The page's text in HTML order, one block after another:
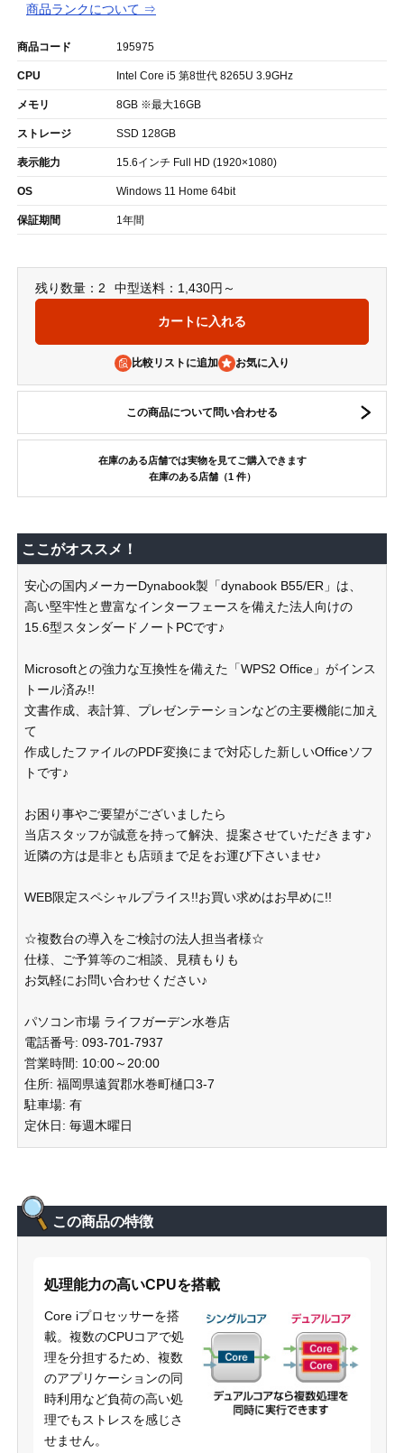
商品ランクについて ⇒
商品コード 195975
CPU Intel Core i5 第8世代 8265U 3.9GHz
メモリ 8GB ※最大16GB
ストレージ SSD 128GB
表示能力 15.6インチ Full HD (1920×1080)
OS Windows 11 Home 64bit
保証期間 1年間
残り数量：2 中型送料：1,430円～
比較リストに追加
この商品について問い合わせる
在庫のある店舗では実物を見てご購入できます
在庫のある店舗（1 件）
ここがオススメ！
安心の国内メーカーDynabook製「dynabook B55/ER」は、
高い堅牢性と豊富なインターフェースを備えた法人向けの
15.6型スタンダードノートPCです♪
Microsoftとの強力な互換性を備えた「WPS2 Office」がインス
トール済み!!
文書作成、表計算、プレゼンテーションなどの主要機能に加え
て
作成したファイルのPDF変換にまで対応した新しいOfficeソフ
トです♪
お困り事やご要望がございましたら
当店スタッフが誠意を持って解決、提案させていただきます♪
近隣の方は是非とも店頭まで足をお運び下さいませ♪
WEB限定スペシャルプライス!!お買い求めはお早めに!!
☆複数台の導入をご検討の法人担当者様☆
仕様、ご予算等のご相談、見積もりも
お気軽にお問い合わせください♪
パソコン市場 ライフガーデン水巻店
電話番号: 093-701-7937
営業時間: 10:00～20:00
住所: 福岡県遠賀郡水巻町樋口3-7
駐車場: 有
定休日: 毎週木曜日
この商品の特徴
処理能力の高いCPUを搭載
Core iプロセッサーを搭
載。複数のCPUコアで処
理を分担するため、複数
のアプリケーションの同
時利用など負荷の高い処
理でもストレスを感じさ
せません。